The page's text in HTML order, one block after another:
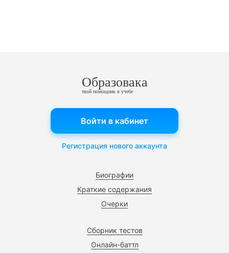
Образовака
твой помощник в учебе
Биографии
Краткие содержания
Очерки
Сборник тестов
Онлайн-баттл
Войти в кабинет
Регистрация нового аккаунта